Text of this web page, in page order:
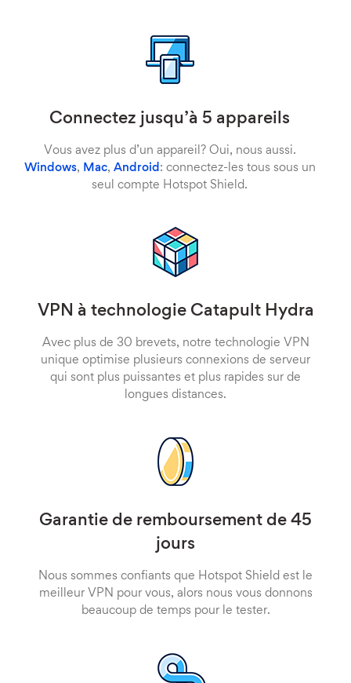
Connectez jusqu’à 5 appareils
Vous avez plus d’un appareil? Oui, nous aussi.
Windows, Mac, Android : connectez-les tous sous un
seul compte Hotspot Shield.
VPN à technologie Catapult Hydra
Avec plus de 30 brevets, notre technologie VPN
unique optimise plusieurs connexions de serveur
qui sont plus puissantes et plus rapides sur de
longues distances.
Garantie de remboursement de 45
jours
Nous sommes confiants que Hotspot Shield est le
meilleur VPN pour vous, alors nous vous donnons
beaucoup de temps pour le tester.